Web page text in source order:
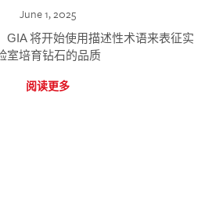
June 1, 2025
GIA 将开始使用描述性术语来表征实
室培育钻石的品质
阅读更多